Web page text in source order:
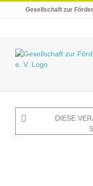
Gesellschaft zur
DIESE